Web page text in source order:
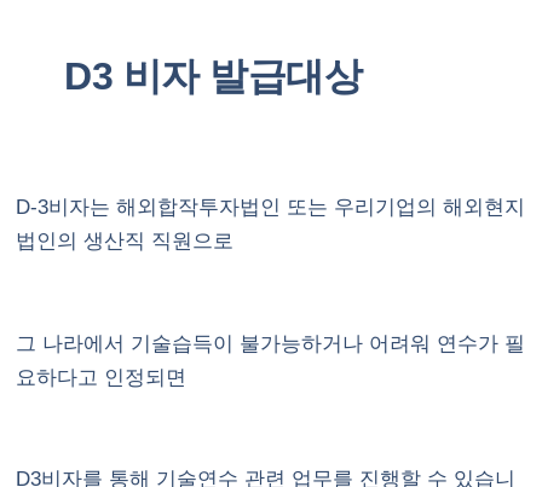
D3 비자 발급대상
D-3비자는 해외합작투자법인 또는 우리기업의 해외현지
법인의 생산직 직원으로
그 나라에서 기술습득이 불가능하거나 어려워 연수가 필
요하다고 인정되면
D3비자를 통해 기술연수 관련 업무를 진행할 수 있습니